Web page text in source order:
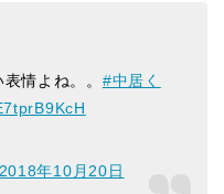
情よね。。 #中居く
2018年10月20日